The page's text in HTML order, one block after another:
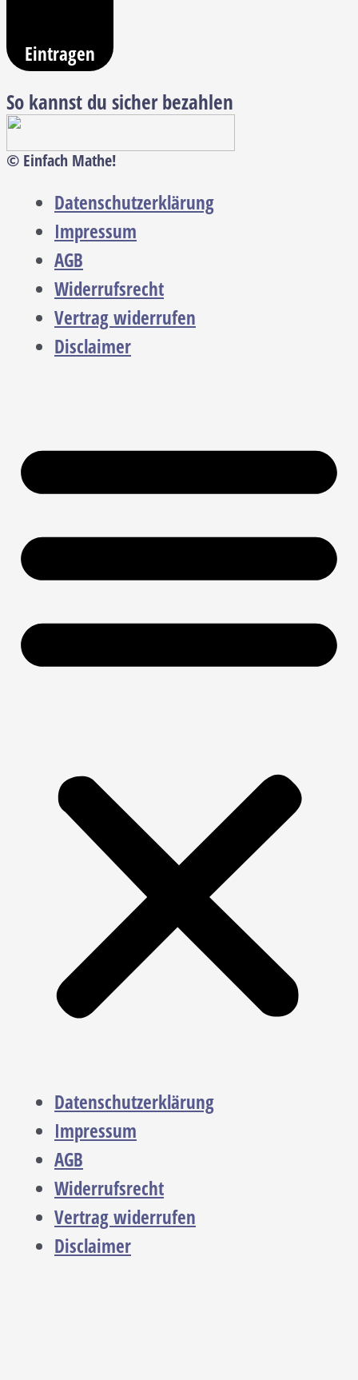
Eintragen
So kannst du sicher bezahlen
© Einfach Mathe!
Datenschutzerklärung
Impressum
AGB
Widerrufsrecht
Vertrag widerrufen
Disclaimer
Datenschutzerklärung
Impressum
AGB
Widerrufsrecht
Vertrag widerrufen
Disclaimer